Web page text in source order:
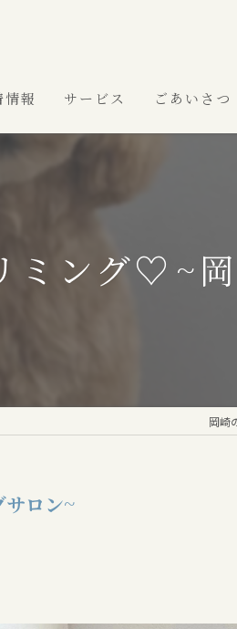
情報 サービス ごあいさつ
ング♡⁠~
岡崎
ロン~